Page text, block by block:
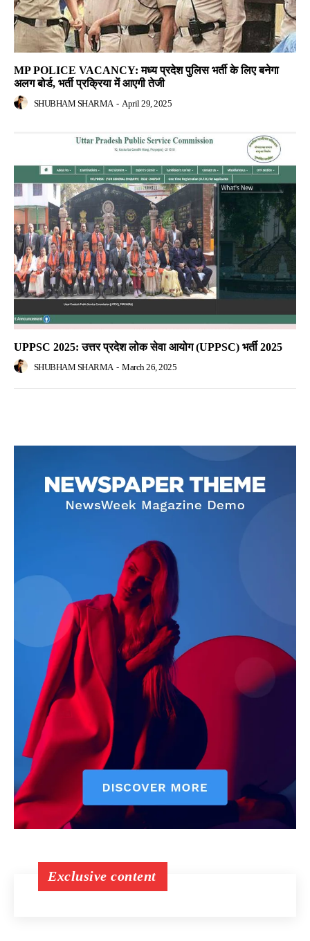
MP POLICE VACANCY: मध्य प्रदेश पुलिस भर्ती के लिए बनेगा
अलग बोर्ड, भर्ती प्रक्रिया में आएगी तेजी
SHUBHAM SHARMA - April 29, 2025
UPPSC 2025: उत्तर प्रदेश लोक सेवा आयोग (UPPSC) भर्ती 2025
SHUBHAM SHARMA - March 26, 2025
Exclusive content